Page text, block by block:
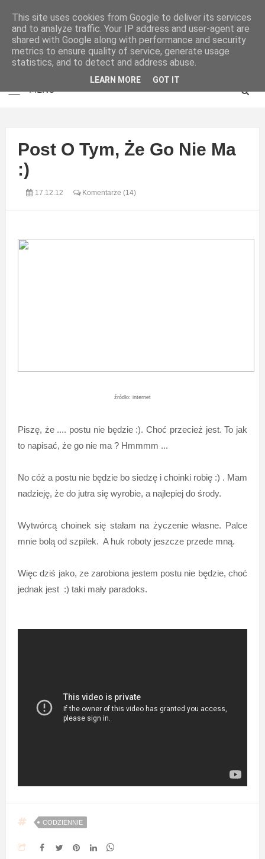
Post O Tym, Że Go Nie Ma
:)
17.12.12 Komentarze (14)
źródło: internet
Piszę, że .... postu nie będzie :). Choć przecież jest. To jak
to napisać, że go nie ma ? Hmmmm ...
No cóż a postu nie będzie bo siedzę i choinki robię :) . Mam
nadzieję, że do jutra się wyrobie, a najlepiej do środy.
Wytwórcą choinek się stałam na życzenie własne. Palce
mnie bolą od szpilek. A huk roboty jeszcze przede mną.
Więc dziś jako, ze zarobiona jestem postu nie będzie, choć
jednak jest :) taki mały paradoks.
CODZIENNIE
This site uses cookies from Google to deliver its services
and to analyze traffic. Your IP address and user-agent are
shared with Google along with performance and security
metrics to ensure quality of service, generate usage
statistics, and to detect and address abuse.
LEARN MORE GOT IT